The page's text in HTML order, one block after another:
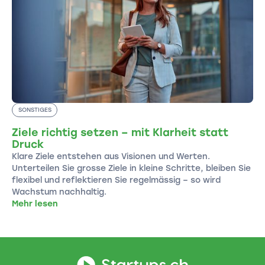
SONSTIGES
Ziele richtig setzen – mit Klarheit statt
Druck
Klare Ziele entstehen aus Visionen und Werten.
Unterteilen Sie grosse Ziele in kleine Schritte, bleiben Sie
flexibel und reflektieren Sie regelmässig – so wird
Wachstum nachhaltig.
Mehr lesen